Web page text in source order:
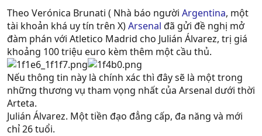
Theo Verónica Brunati ( Nhà báo người Argentina, một
tài khoản khá uy tín trên X)Arsenal đã gửi đề nghị mở
đàm phán với Atletico Madrid cho Julián Álvarez, trị giá
khoảng 100 triệu euro kèm thêm một cầu thủ.
Nếu thông tin này là chính xác thì đây sẽ là một trong
những thương vụ tham vọng nhất của Arsenal dưới thời
Arteta.
Julián Álvarez. Một tiền đạo đẳng cấp, đa năng và mới
chỉ 26 tuổi.